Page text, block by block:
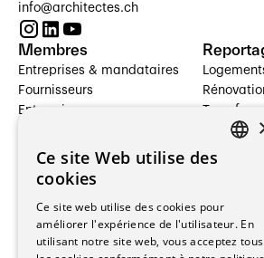
info@architectes.ch
Membres
Entreprises & mandataires
Fournisseurs
Entreprises
Architectes paysagistes
Architectes d'intérieur
Entreprises générales
Ingénieurs et mandataires
Villas
Cultures
Ce site Web utilise des
cookies
Ce site web utilise des cookies pour
améliorer l'expérience de l'utilisateur. En
utilisant notre site web, vous acceptez tous